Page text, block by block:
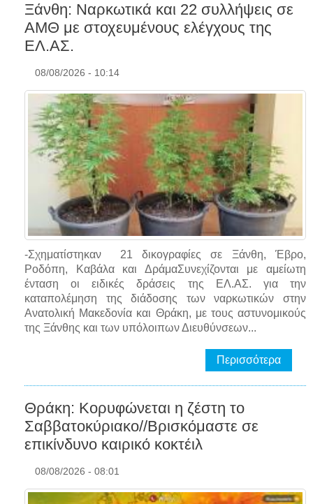
Ξάνθη: Ναρκωτικά και 22 συλλήψεις σε
ΑΜΘ με στοχευμένους ελέγχους της
EΛ.AΣ.
08/08/2026 - 10:14
-Σχηματίστηκαν 21 δικογραφίες σε Ξάνθη, Έβρο,
Ροδόπη, Καβάλα και ΔράμαΣυνεχίζονται με αμείωτη
ένταση οι ειδικές δράσεις της EΛ.AΣ. για την
καταπολέμηση της διάδοσης των ναρκωτικών στην
Ανατολική Μακεδονία και Θράκη, με τους αστυνομικούς
της Ξάνθης και των υπόλοιπων Διευθύνσεων...
Περισσότερα
Θράκη: Κορυφώνεται η ζέστη το
Σαββατοκύριακο//Βρισκόμαστε σε
επικίνδυνο καιρικό κοκτέιλ
08/08/2026 - 08:01